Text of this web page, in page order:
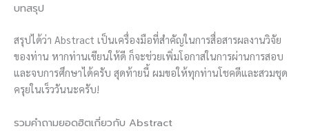
บทสรุป
สรุปได้ว่า Abstract เป็นเครื่องมือที่สำคัญในการสื่อสารผลงานวิจัย
ของท่าน หากท่านเขียนให้ดี ก็จะช่วยเพิ่มโอกาสในการผ่านการสอบ
และจบการศึกษาได้ครับ สุดท้ายนี้ ผมขอให้ทุกท่านโชคดีและสวมชุด
ครุยในเร็ววันนะครับ!
รวมคำถามยอดฮิตเกี่ยวกับ Abstract